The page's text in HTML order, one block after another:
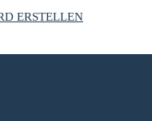
ERSTELLEN